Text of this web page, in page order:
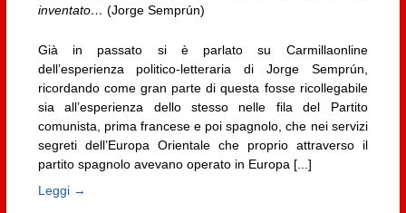
inventato… (Jorge Semprún)
Già in passato si è parlato su Carmillaonline
dell’esperienza politico-letteraria di Jorge Semprún,
ricordando come gran parte di questa fosse ricollegabile
sia all’esperienza dello stesso nelle fila del Partito
comunista, prima francese e poi spagnolo, che nei servizi
segreti dell’Europa Orientale che proprio attraverso il
partito spagnolo avevano operato in Europa [...]
Leggi →